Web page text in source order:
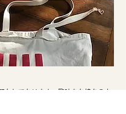
もしております。興味をお持ちの方